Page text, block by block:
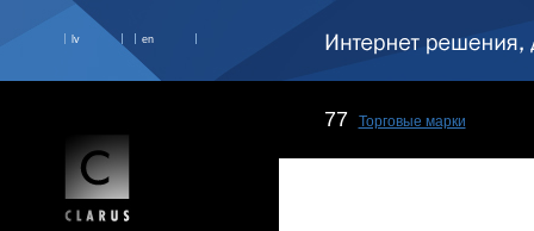
lv en
77 Торговые марки